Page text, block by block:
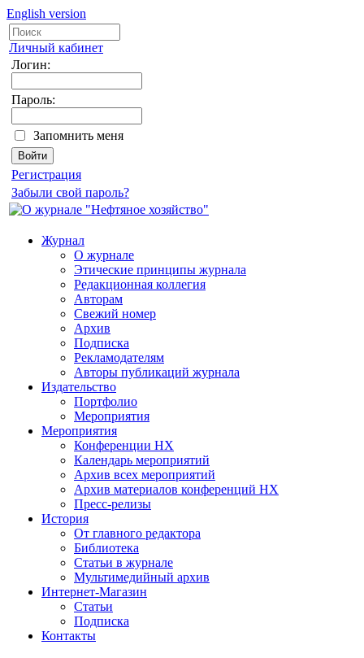
English version
Личный кабинет
Логин:
Пароль:
Запомнить меня
Регистрация
Забыли свой пароль?
Журнал
О журнале
Этические принципы журнала
Редакционная коллегия
Авторам
Свежий номер
Архив
Подписка
Рекламодателям
Авторы публикаций журнала
Издательство
Портфолио
Мероприятия
Мероприятия
Конференции НХ
Календарь мероприятий
Архив всех мероприятий
Архив материалов конференций НХ
Пресс-релизы
История
От главного редактора
Библиотека
Статьи в журнале
Мультимедийный архив
Интернет-Магазин
Статьи
Подписка
Контакты